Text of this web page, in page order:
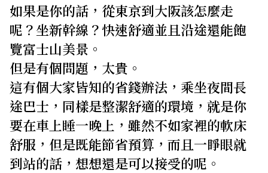
如果是你的話，從東京到大阪該怎麼走
呢？坐新幹線？快速舒適並且沿途還能飽
覽富士山美景。
但是有個問題，太貴。
這有個大家皆知的省錢辦法，乘坐夜間長
途巴士，同樣是整潔舒適的環境，就是你
要在車上睡一晚上，雖然不如家裡的軟床
舒服，但是既能節省預算，而且一睜眼就
到站的話，想想還是可以接受的呢。